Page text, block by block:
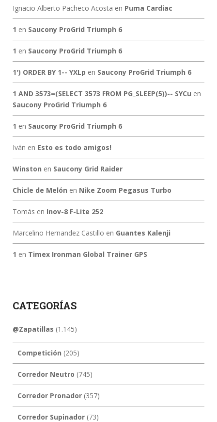
Ignacio Alberto Pacheco Acosta en Puma Cardiac
1 en Saucony ProGrid Triumph 6
1 en Saucony ProGrid Triumph 6
1') ORDER BY 1-- YXLp en Saucony ProGrid Triumph 6
1 AND 3573=(SELECT 3573 FROM PG_SLEEP(5))-- SYCu en
Saucony ProGrid Triumph 6
1 en Saucony ProGrid Triumph 6
Iván en Esto es todo amigos!
Winston en Saucony Grid Raider
Chicle de Melón en Nike Zoom Pegasus Turbo
Tomás en Inov-8 F-Lite 252
Marcelino Hernandez Castillo en Guantes Kalenji
1 en Timex Ironman Global Trainer GPS
CATEGORÍAS
@Zapatillas (1.145)
Competición (205)
Corredor Neutro (745)
Corredor Pronador(357)
Corredor Supinador(73)